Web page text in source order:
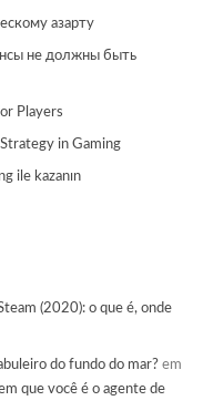
азарту
не должны быть
Players
in Gaming
ile kazanın
(2020): o que é, onde
do fundo do mar? em
que você é o agente de